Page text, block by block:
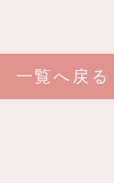
一覧へ戻る